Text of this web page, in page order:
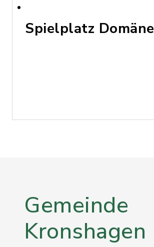
Spielplatz Domäne
Gemeinde
Kronshagen